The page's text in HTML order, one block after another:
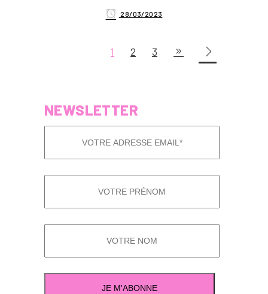
28/03/2023
1 2 3
NEWSLETTER